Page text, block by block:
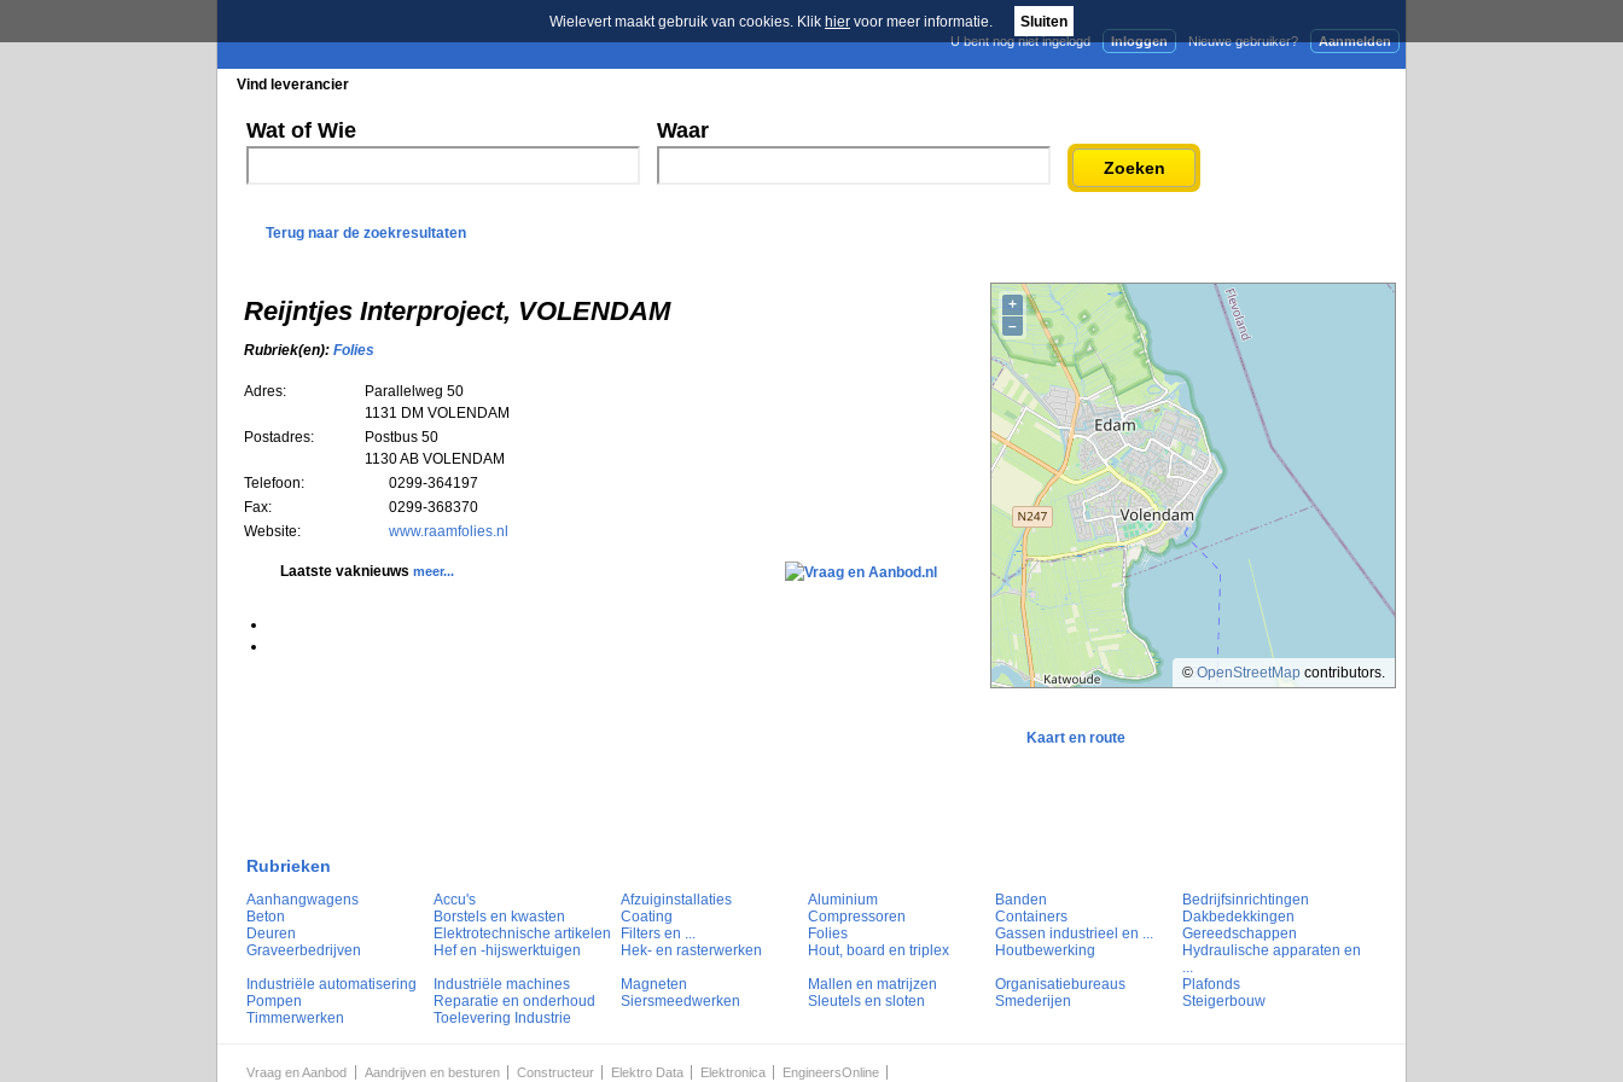
Wielevert maakt gebruik van cookies. Klik hier voor meer informatie. Sluiten
Aanmelden
Nieuwe gebruiker?
Inloggen
U bent nog niet ingelogd
Vind leverancier
Wat of Wie Waar
Zoeken
Terug naar de zoekresultaten
Reijntjes Interproject, VOLENDAM
Rubriek(en): Folies
Adres:
Parallelweg 50
1131 DM VOLENDAM
Postadres:
Postbus 50
1130 AB VOLENDAM
Telefoon:
0299-364197
Fax:
0299-368370
Website:
www.raamfolies.nl
Laatste vaknieuws meer...
+
–
© OpenStreetMap contributors.
Kaart en route
Rubrieken
Aanhangwagens Accu's Afzuiginstallaties Aluminium Banden
Bedrijfsinrichtingen
Beton
Borstels en kwasten Coating Compressoren Containers
Dakbedekkingen
Deuren
Elektrotechnische artikelen Filters en ... Folies Gassen industrieel en ...
Gereedschappen
Graveerbedrijven
Hef en -hijswerktuigen Hek- en rasterwerken Hout, board en triplex Houtbewerking
Hydraulische apparaten en
...
Industriële automatisering
Industriële machines Magneten Mallen en matrijzen Organisatiebureaus
Plafonds
Pompen
Reparatie en onderhoud Siersmeedwerken Sleutels en sloten Smederijen
Steigerbouw
Timmerwerken
Toelevering Industrie
Vraag en Aanbod Aandrijven en besturen Constructeur Elektro Data Elektronica EngineersOnline